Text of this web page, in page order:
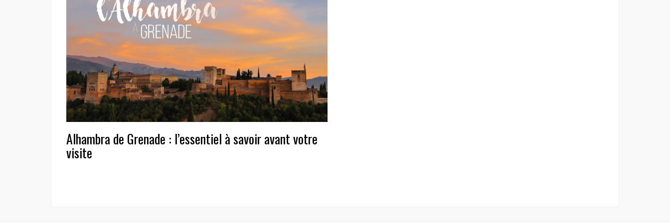
Alhambra de Grenade : l’essentiel à savoir avant votre
visite